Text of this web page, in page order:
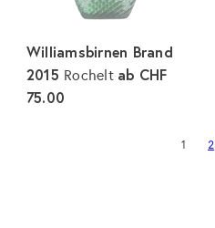
Williamsbirnen Brand
2015 Rochelt ab CHF
75.00
1 2